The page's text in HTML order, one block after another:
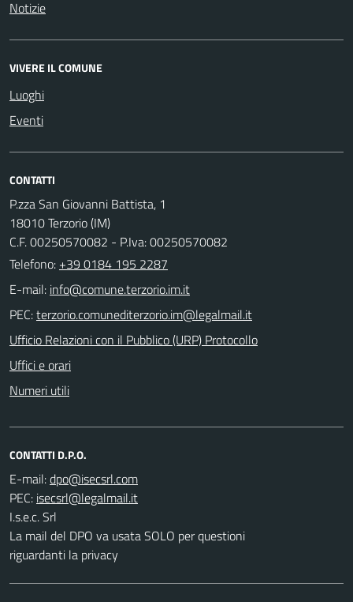
Notizie
VIVERE IL COMUNE
Luoghi
Eventi
CONTATTI
P.zza San Giovanni Battista, 1
18010 Terzorio (IM)
C.F. 00250570082 - P.Iva: 00250570082
Telefono: +39 0184 195 2287
E-mail:
PEC:
Ufficio Relazioni con il Pubblico (URP) Protocollo
Uffici e orari
Numeri utili
CONTATTI D.P.O.
E-mail:
PEC:
I.s.e.c. Srl
La mail del DPO va usata SOLO per questioni
riguardanti la privacy